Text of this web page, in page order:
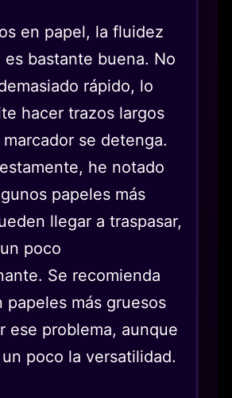
en papel, la fluidez
bastante buena. No
rápido, lo
hacer trazos largos
se detenga.
he notado
papeles más
llegar a traspasar,
poco
Se recomienda
papeles más gruesos
ese problema, aunque
poco la versatilidad.